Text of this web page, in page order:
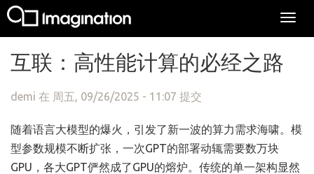
互联：高性能计算的必经之路
demi 在 周五, 09/26/2025 - 11:07 提交
随着语言大模型的爆火，引发了新一波的算力需求海啸。模
型参数规模不断扩张，一次GPT的部署动辄需要数万块
GPU，各大GPT俨然成了GPU的熔炉。传统的单一架构显然